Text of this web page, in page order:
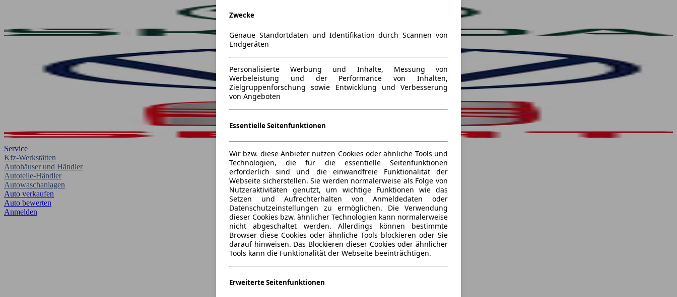
Service
Kfz-Werkstätten
Autohäuser und Händler
Autoteile-Händler
Autowaschanlagen
Auto verkaufen
Auto bewerten
Anmelden
Zwecke
Genaue Standortdaten und Identifikation durch Scannen von
Endgeräten
Personalisierte Werbung und Inhalte, Messung von
Werbeleistung und der Performance von Inhalten,
Zielgruppenforschung sowie Entwicklung und Verbesserung
von Angeboten
Essentielle Seitenfunktionen
Wir bzw. diese Anbieter nutzen Cookies oder ähnliche Tools und
Technologien, die für die essentielle Seitenfunktionen
erforderlich sind und die einwandfreie Funktionalität der
Webseite sicherstellen. Sie werden normalerweise als Folge von
Nutzeraktivitäten genutzt, um wichtige Funktionen wie das
Setzen und Aufrechterhalten von Anmeldedaten oder
Datenschutzeinstellungen zu ermöglichen. Die Verwendung
dieser Cookies bzw. ähnlicher Technologien kann normalerweise
nicht abgeschaltet werden. Allerdings können bestimmte
Browser diese Cookies oder ähnliche Tools blockieren oder Sie
darauf hinweisen. Das Blockieren dieser Cookies oder ähnlicher
Tools kann die Funktionalität der Webseite beeinträchtigen.
Erweiterte Seitenfunktionen